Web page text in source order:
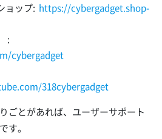
ョップ: https://cybergadget.shop-
:
cybergadget
318cybergadget
ごとがあれば、ユーザーサポート
す。